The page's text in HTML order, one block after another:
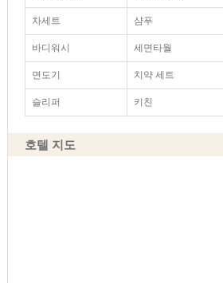
차세트 샴푸
바디워시 세면타월
면도기 치약 세트
슬리퍼 키친
호텔 지도